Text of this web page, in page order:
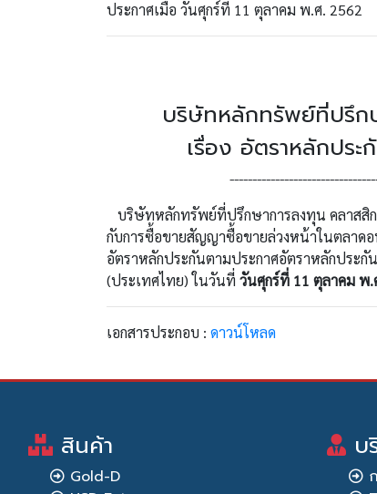
ประกาศเมื่อ วันศุกร์ที่ 11 ตุลาคม พ.ศ. 2562
บริษัทหลักทรัพย์ที่ปรึก
เรื่อง อัตราหลักปร
บริษัทหลักทรัพย์ที่ปรึกษาการลงทุน คลาสสิก
กับการซื้อขายสัญญาซื้อขายล่วงหน้าในตลาดอ
อัตราหลักประกันตามประกาศอัตราหลักปร
(ประเทศไทย) ในวันที่ วันศุกร์ที่ 11 ตุลาคม พ.
เอกสารประกอบ : ดาวน์โหลด
สินค้า
Gold-D
บ